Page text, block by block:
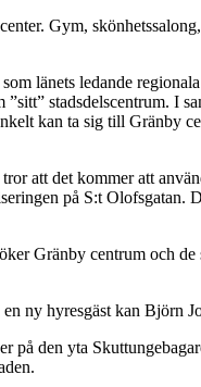
Gym,
länets ledande
stadsdelscentrum. I
kan ta sig till Gränby
att det kommer att
på S:t Olofsgatan.
Gränby centrum och
ny hyresgäst kan Björn
den yta